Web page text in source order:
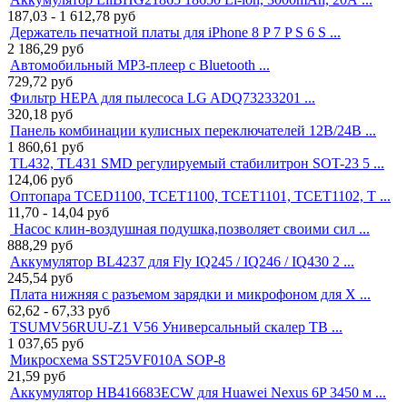
187,03 - 1 612,78 руб
Держатель печатной платы для iPhone 8 P 7 P S 6 S ...
2 186,29 руб
Автомобильный MP3-плеер с Bluetooth ...
729,72 руб
Фильтр HEPA для пылесоса LG ADQ73233201 ...
320,18 руб
Панель комбинации кулисных переключателей 12В/24В ...
1 860,61 руб
TL432, TL431 SMD регулируемый стабилитрон SOT-23 5 ...
124,06 руб
Оптопара TCED1100, TCET1100, TCET1101, TCET1102, T ...
11,70 - 14,04 руб
Насос клин-воздушная подушка,позволяет своими сил ...
888,29 руб
Аккумулятор BL4237 для Fly IQ245 / IQ246 / IQ430 2 ...
245,54 руб
Плата нижняя с разъемом зарядки и микрофоном для X ...
62,62 - 67,33 руб
TSUMV56RUU-Z1 V56 Универсальный скалер ТВ ...
1 037,65 руб
Микросхема SST25VF010A SOP-8
21,59 руб
Аккумулятор HB416683ECW для Huawei Nexus 6P 3450 м ...